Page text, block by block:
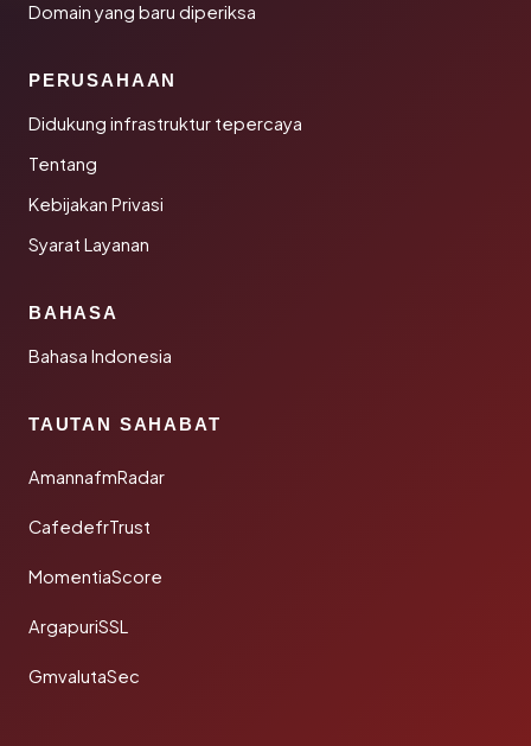
Domain yang baru diperiksa
PERUSAHAAN
Didukung infrastruktur tepercaya
Tentang
Kebijakan Privasi
Syarat Layanan
BAHASA
Bahasa Indonesia
TAUTAN SAHABAT
AmannafmRadar
CafedefrTrust
MomentiaScore
ArgapuriSSL
GmvalutaSec